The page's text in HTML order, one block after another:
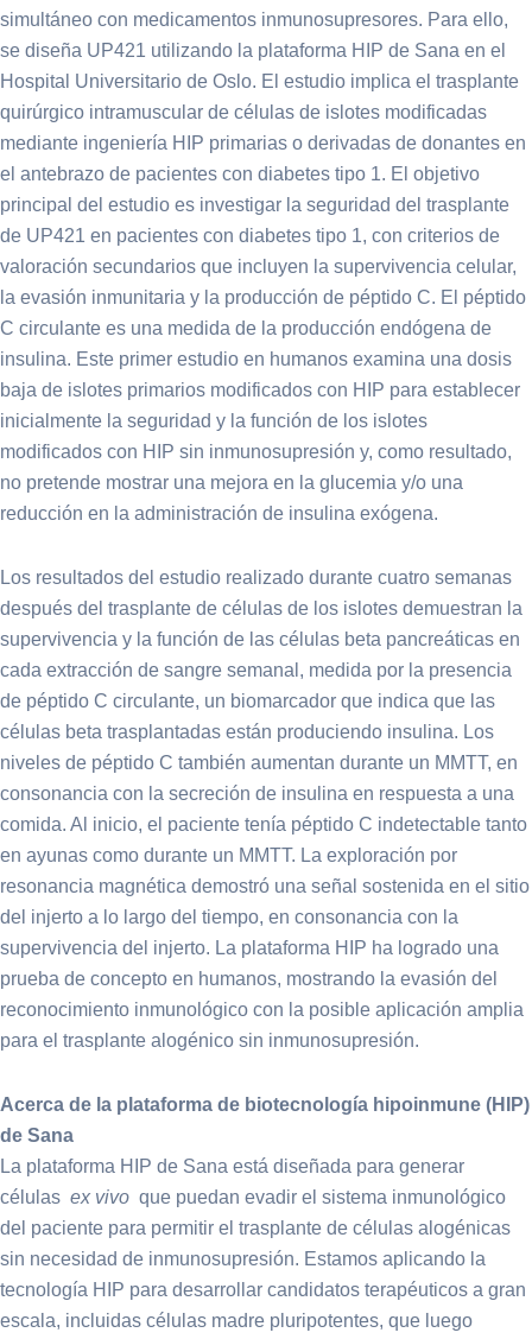
simultáneo con medicamentos inmunosupresores. Para ello,
se diseña UP421 utilizando la plataforma HIP de Sana en el
Hospital Universitario de Oslo. El estudio implica el trasplante
quirúrgico intramuscular de células de islotes modificadas
mediante ingeniería HIP primarias o derivadas de donantes en
el antebrazo de pacientes con diabetes tipo 1. El objetivo
principal del estudio es investigar la seguridad del trasplante
de UP421 en pacientes con diabetes tipo 1, con criterios de
valoración secundarios que incluyen la supervivencia celular,
la evasión inmunitaria y la producción de péptido C. El péptido
C circulante es una medida de la producción endógena de
insulina. Este primer estudio en humanos examina una dosis
baja de islotes primarios modificados con HIP para establecer
inicialmente la seguridad y la función de los islotes
modificados con HIP sin inmunosupresión y, como resultado,
no pretende mostrar una mejora en la glucemia y/o una
reducción en la administración de insulina exógena.
Los resultados del estudio realizado durante cuatro semanas
después del trasplante de células de los islotes demuestran la
supervivencia y la función de las células beta pancreáticas en
cada extracción de sangre semanal, medida por la presencia
de péptido C circulante, un biomarcador que indica que las
células beta trasplantadas están produciendo insulina. Los
niveles de péptido C también aumentan durante un MMTT, en
consonancia con la secreción de insulina en respuesta a una
comida. Al inicio, el paciente tenía péptido C indetectable tanto
en ayunas como durante un MMTT. La exploración por
resonancia magnética demostró una señal sostenida en el sitio
del injerto a lo largo del tiempo, en consonancia con la
supervivencia del injerto. La plataforma HIP ha logrado una
prueba de concepto en humanos, mostrando la evasión del
reconocimiento inmunológico con la posible aplicación amplia
para el trasplante alogénico sin inmunosupresión.
Acerca de la plataforma de biotecnología hipoinmune (HIP)
de Sana
La plataforma HIP de Sana está diseñada para generar
células ex vivo que puedan evadir el sistema inmunológico
del paciente para permitir el trasplante de células alogénicas
sin necesidad de inmunosupresión. Estamos aplicando la
tecnología HIP para desarrollar candidatos terapéuticos a gran
escala, incluidas células madre pluripotentes, que luego